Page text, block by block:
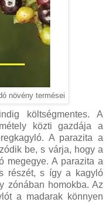
növény termései
költségmentes. A
közti gazdája a
A parazita a
be, s várja, hogy a
megegye. A parazita a
részét, s így a kagyló
zónában homokba. Az
a madarak könnyen